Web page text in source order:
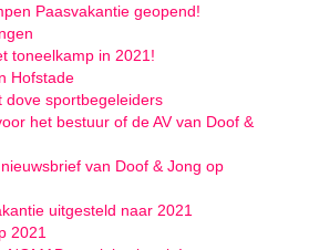
Paasvakantie geopend!
toneelkamp in 2021!
Hofstade
dove sportbegeleiders
het bestuur of de AV van Doof &
van Doof & Jong op
uitgesteld naar 2021
2021